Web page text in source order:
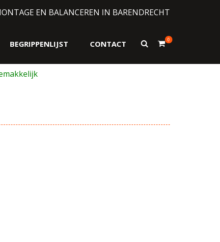
EN BALANCEREN IN BARENDRECHT
BEGRIPPENLIJST CONTACT
Toon
0